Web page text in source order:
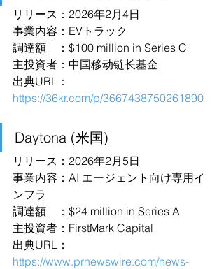
リリース：2026年2月4日
事業内容：EVトラック
調達額　：$100 million in Series C
主投資者：中国移动链长基金
出典URL：
https://36kr.com/p/3667438750261890
Daytona (米国)
リリース：2026年2月5日
事業内容：AI エージェント向け専用イ
ンフラ
調達額　：$24 million in Series A
主投資者：FirstMark Capital
出典URL：
https://www.prnewswire.com/news-